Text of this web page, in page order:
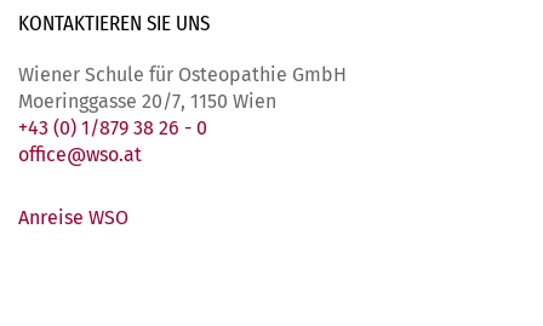
KONTAKTIEREN SIE UNS
Wiener Schule für Osteopathie GmbH
Moeringgasse 20/7, 1150 Wien
+43 (0) 1/879 38 26 - 0
office@wso.at
Anreise WSO